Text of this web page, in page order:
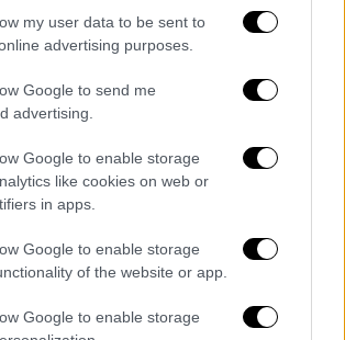
my user data to be sent to
advertising purposes.
Google to send me
advertising.
Google to enable storage
like cookies on web or
in apps.
Google to enable storage
of the website or app.
Google to enable storage
συμβάν φαίνεται να
τελική έκθεση της
του ελληνικού σχολείου
αρκετούς μήνες μετά από
των εμπειρογνωμόνων και με
φτάσαμε στα μέσα Μάρτη
του Υπ. Παιδείας
οριστικό τέλος στη
σχολείου. Να σημειώσουμε
κτίριο περιήλθε στα
μετά από δωρεά της